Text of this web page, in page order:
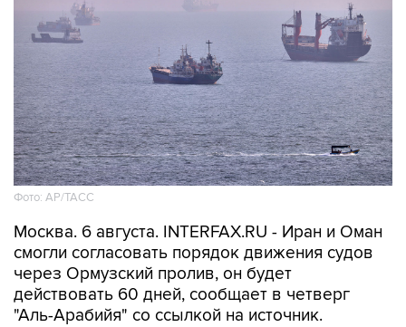
Фото: AP/ТАСС
Москва. 6 августа. INTERFAX.RU - Иран и Оман
смогли согласовать порядок движения судов
через Ормузский пролив, он будет
действовать 60 дней, сообщает в четверг
"Аль-Арабийя" со ссылкой на источник.